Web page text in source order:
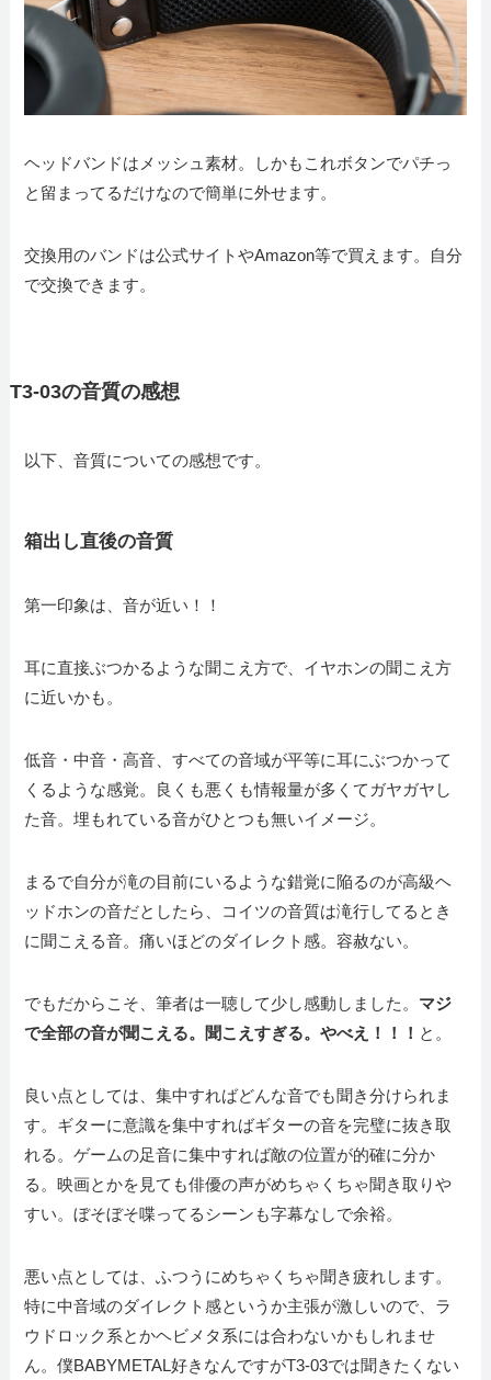
ヘッドバンドはメッシュ素材。しかもこれボタンでパチっ
と留まってるだけなので簡単に外せます。
交換用のバンドは公式サイトやAmazon等で買えます。自分
で交換できます。
T3-03の音質の感想
以下、音質についての感想です。
箱出し直後の音質
第一印象は、音が近い！！
耳に直接ぶつかるような聞こえ方で、イヤホンの聞こえ方
に近いかも。
低音・中音・高音、すべての音域が平等に耳にぶつかって
くるような感覚。良くも悪くも情報量が多くてガヤガヤし
た音。埋もれている音がひとつも無いイメージ。
まるで自分が滝の目前にいるような錯覚に陥るのが高級ヘ
ッドホンの音だとしたら、コイツの音質は滝行してるとき
に聞こえる音。痛いほどのダイレクト感。容赦ない。
でもだからこそ、筆者は一聴して少し感動しました。 マジ
で全部の音が聞こえる。聞こえすぎる。やべえ！！！ と。
良い点としては、集中すればどんな音でも聞き分けられま
す。ギターに意識を集中すればギターの音を完璧に抜き取
れる。ゲームの足音に集中すれば敵の位置が的確に分か
る。映画とかを見ても俳優の声がめちゃくちゃ聞き取りや
すい。ぼそぼそ喋ってるシーンも字幕なしで余裕。
悪い点としては、ふつうにめちゃくちゃ聞き疲れします。
特に中音域のダイレクト感というか主張が激しいので、ラ
ウドロック系とかヘビメタ系には合わないかもしれませ
ん。僕BABYMETAL好きなんですがT3-03では聞きたくない